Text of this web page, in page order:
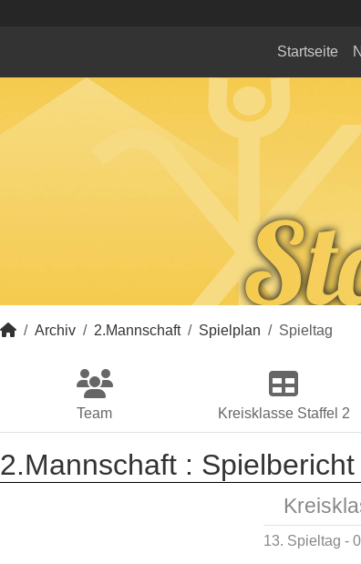
Startseite
Archiv 2.Mannschaft Spielplan Spieltag
Team Kreisklasse Staffel 2
2.Mannschaft : Spielbericht
13. Spieltag -